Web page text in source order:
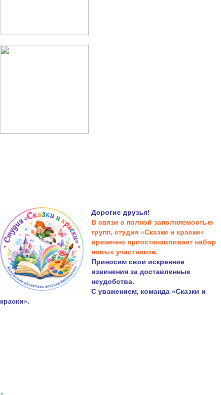
Дорогие друзья!
В связи с полной заполняемостью
групп, студия «Сказки и краски»
временно приостанавливает набор
новых участников.
Приносим свои искренние
извинения за доставленные
неудобства.
С уважением, команда «Сказки и
краски».